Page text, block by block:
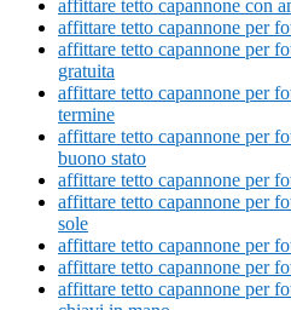
affittare tetto capannone con
affittare tetto capannone per
affittare tetto capannone per
gratuita
affittare tetto capannone per
termine
affittare tetto capannone per
buono stato
affittare tetto capannone per
affittare tetto capannone per
sole
affittare tetto capannone per
affittare tetto capannone per
affittare tetto capannone per